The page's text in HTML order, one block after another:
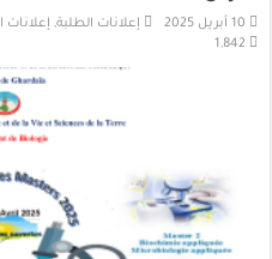
10 أبريل 2025 إعلانات الطلبة, إعلانات
1,842